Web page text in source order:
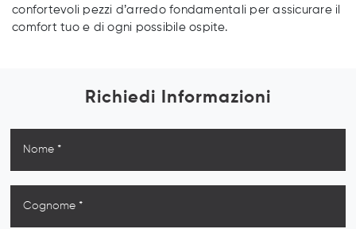
confortevoli pezzi d’arredo fondamentali per assicurare il
comfort tuo e di ogni possibile ospite.
Richiedi Informazioni